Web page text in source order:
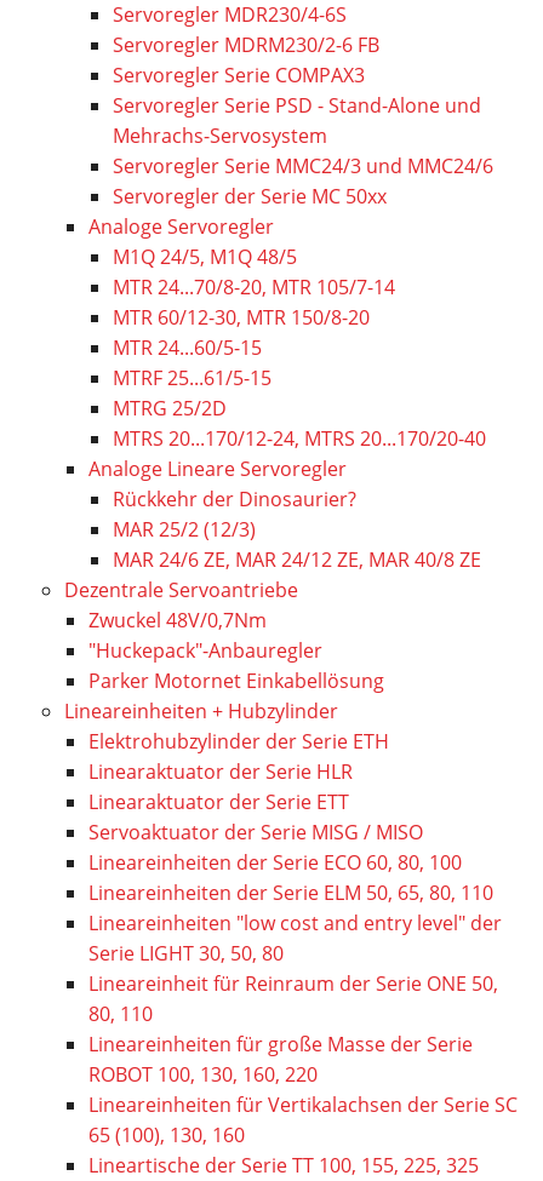
Servoregler MDR230/4-6S
Servoregler MDRM230/2-6 FB
Servoregler Serie COMPAX3
Servoregler Serie PSD - Stand-Alone und
Mehrachs-Servosystem
Servoregler Serie MMC24/3 und MMC24/6
Servoregler der Serie MC 50xx
Analoge Servoregler
M1Q 24/5, M1Q 48/5
MTR 24...70/8-20, MTR 105/7-14
MTR 60/12-30, MTR 150/8-20
MTR 24...60/5-15
MTRF 25...61/5-15
MTRG 25/2D
MTRS 20...170/12-24, MTRS 20...170/20-40
Analoge Lineare Servoregler
Rückkehr der Dinosaurier?
MAR 25/2 (12/3)
MAR 24/6 ZE, MAR 24/12 ZE, MAR 40/8 ZE
Dezentrale Servoantriebe
Zwuckel 48V/0,7Nm
"Huckepack"-Anbauregler
Parker Motornet Einkabellösung
Lineareinheiten + Hubzylinder
Elektrohubzylinder der Serie ETH
Linearaktuator der Serie HLR
Linearaktuator der Serie ETT
Servoaktuator der Serie MISG / MISO
Lineareinheiten der Serie ECO 60, 80, 100
Lineareinheiten der Serie ELM 50, 65, 80, 110
Lineareinheiten "low cost and entry level" der
Serie LIGHT 30, 50, 80
Lineareinheit für Reinraum der Serie ONE 50,
80, 110
Lineareinheiten für große Masse der Serie
ROBOT 100, 130, 160, 220
Lineareinheiten für Vertikalachsen der Serie SC
65 (100), 130, 160
Lineartische der Serie TT 100, 155, 225, 325